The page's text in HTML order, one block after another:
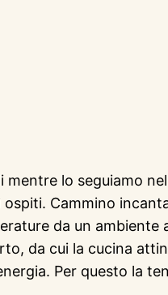
lo seguiamo
Cammino
da un ambiente
da cui la cucina
Per questo la